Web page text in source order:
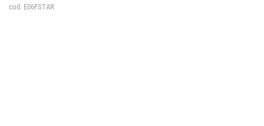
cod. E06FSTAR